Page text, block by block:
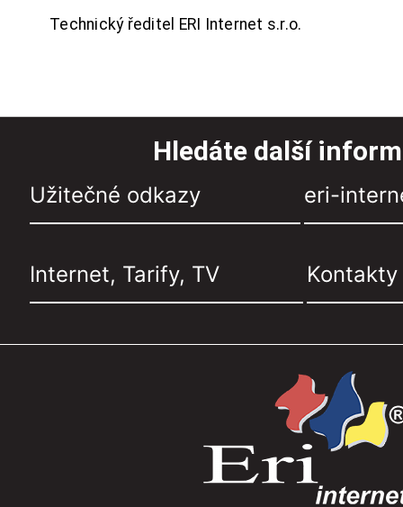
Technický ředitel ERI Internet s.r.o.
Hledáte další
Užitečné odkazy eri-
Internet, Tarify, TV Kontakty